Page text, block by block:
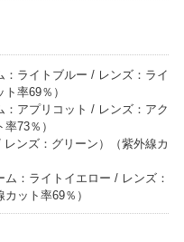
：ライトブルー / レンズ：ライ
率69％）
：アプリコット / レンズ：アク
73％）
レンズ：グリーン）（紫外線カ
ム：ライトイエロー / レンズ：
ット率69％）